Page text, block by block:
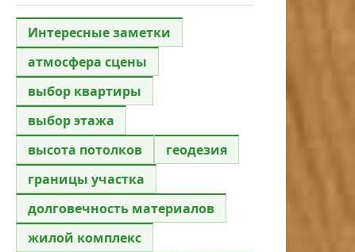
Интересные заметки
атмосфера сцены
выбор квартиры
выбор этажа
высота потолков
геодезия
границы участка
долговечность материалов
жилой комплекс